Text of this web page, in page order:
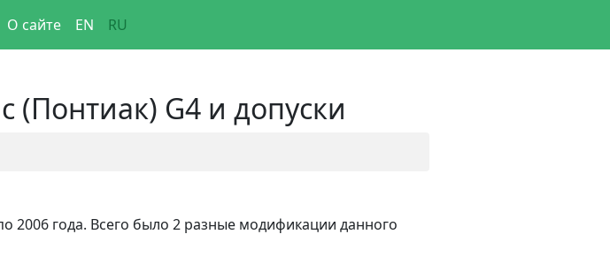
О сайте EN RU
G4 и допуски
2006 года. Всего было 2 разные модификации данного